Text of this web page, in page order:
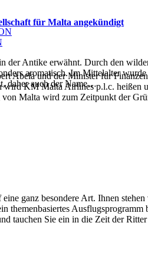
der Antike erwähnt. Durch den
aromatisch. Im Mittelalter
daher auch der Name…
für Malta angekündigt
Abela und der Minister für
wird KM Malta Airlines p.l.c. heißen
Malta wird zum Zeitpunkt der
ganz besondere Art. Ihnen
themenbasiertes
tauchen Sie ein in die Zeit der